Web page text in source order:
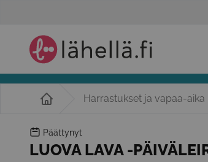
Harrastukset ja vapaa-aika
Päättynyt
LUOVA LAVA -